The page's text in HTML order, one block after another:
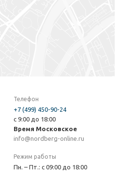
Телефон
+7 (499) 450-90-24
с 9:00 до 18:00
Время Московское
info@nordberg-online.ru
Режим работы
Пн. – Пт.: с 09:00 до 18:00